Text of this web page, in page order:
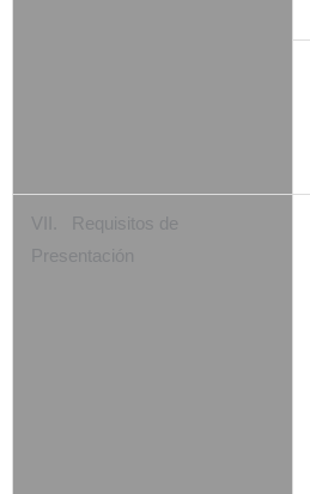
VII. Requisitos de
Presentación